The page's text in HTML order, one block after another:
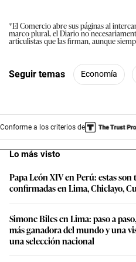
*El Comercio abre sus páginas al
marco plural, el Diario no
articulistas que las firman, aunque
Seguir temas Economía
Conforme a los criterios de
Lo más visto
Papa León XIV en Perú: estas son
confirmadas en Lima, Chiclayo,
Simone Biles en Lima: paso a
más ganadora del mundo y una
una selección nacional